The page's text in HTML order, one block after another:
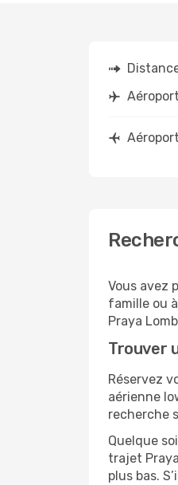
Vous avez
famille ou
Praya
Trouver
Réservez
aérienne
recherche
Quelque
trajet
plus bas.